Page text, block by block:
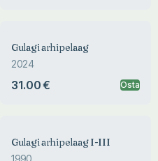
Gulagi arhipelaag
2024
31.00 € Osta
Gulagi arhipelaag I-III
1990